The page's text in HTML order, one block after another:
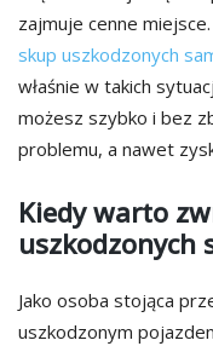
zajmuje cenne
skup uszkodzonych
właśnie w takich
możesz szybko i bez
problemu, a nawet
Kiedy warto
uszkodzonych
Jako osoba stojąca
uszkodzonym